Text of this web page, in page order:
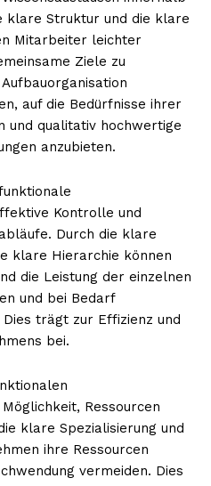
klare Struktur und die klare
Mitarbeiter leichter
Ziele zu
auf die Bedürfnisse ihrer
und qualitativ hochwertige
anzubieten.
Kontrolle und
Durch die klare
klare Hierarchie können
die Leistung der einzelnen
und bei Bedarf
trägt zur Effizienz und
bei.
Ressourcen
klare Spezialisierung und
ihre Ressourcen
vermeiden. Dies